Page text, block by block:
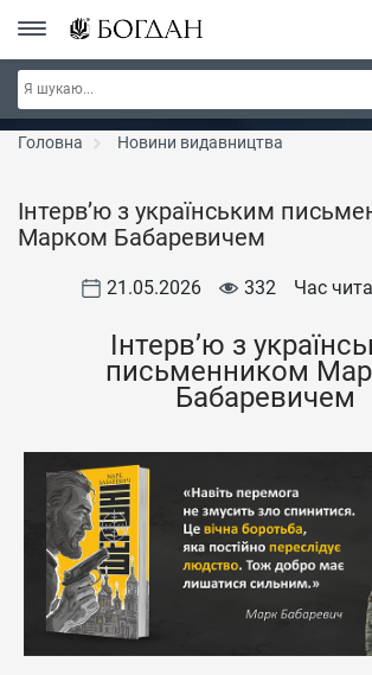
РОЗПРОДАЖ ~ 150 грн ~ 200 грн ~ 250 грн ~
300 грн ~ РОЗПРОДАЖ
Головна Новини видавництва
Інтерв’ю з українським
Марком Бабаревичем
21.05.2026 332 Час
Інтерв’ю з
письменником
Бабаревичем